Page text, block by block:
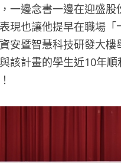
一邊念書一邊在迎盛
現也讓他提早在職場
安暨智慧科技研發大
該計畫的學生近10年